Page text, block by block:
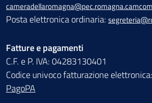
Posta elettronica ordinaria:
Fatture e pagamenti
C.F. e P. IVA: 04283130401
Codice univoco fatturazione
PagoPA